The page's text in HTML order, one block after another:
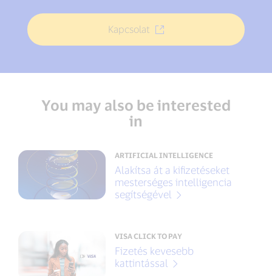
Kapcsolat
You may also be interested
in
ARTIFICIAL INTELLIGENCE
Alakítsa át a kifizetéseket
mesterséges intelligencia
segítségével
VISA CLICK TO PAY
Fizetés kevesebb
kattintással